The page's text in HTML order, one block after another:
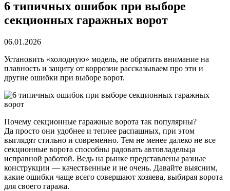
6 типичных ошибок при выборе
секционных гаражных ворот
06.01.2026
Установить «холодную» модель, не обратить внимание на
плавность и защиту от коррозии рассказываем про эти и
другие ошибки при выборе ворот.
Почему секционные гаражные ворота так популярны?
Да просто они удобнее и теплее распашных, при этом
выглядят стильно и современно. Тем не менее далеко не все
секционные ворота способны радовать автовладельца
исправной работой. Ведь на рынке представлены разные
конструкции — качественные и не очень. Давайте выясним,
какие ошибки чаще всего совершают хозяева, выбирая ворота
для своего гаража.